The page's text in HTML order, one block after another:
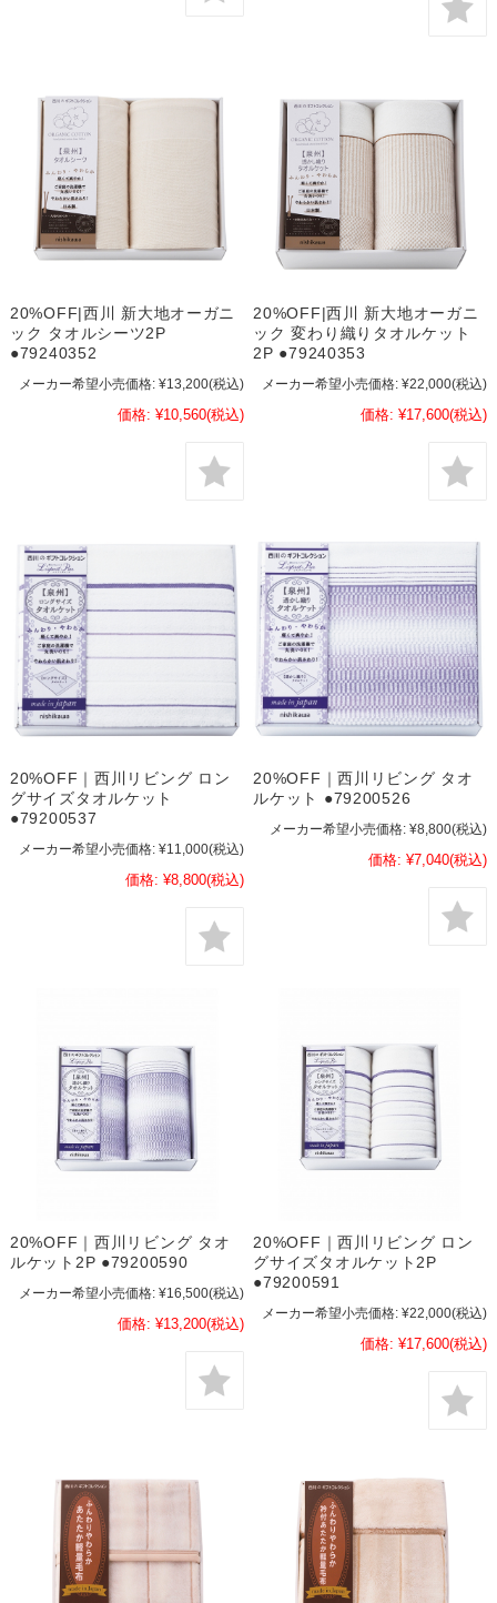
20%OFF|西川 新大地オーガニ
ック タオルシーツ2P
●79240352
メーカー希望小売価格: ¥13,200(税込)
価格: ¥10,560(税込)
20%OFF|西川 新大地オーガニ
ック 変わり織りタオルケット
2P ●79240353
メーカー希望小売価格: ¥22,000(税込)
価格: ¥17,600(税込)
20%OFF｜西川リビング ロン
グサイズタオルケット
●79200537
メーカー希望小売価格: ¥11,000(税込)
価格: ¥8,800(税込)
20%OFF｜西川リビング タオ
ルケット ●79200526
メーカー希望小売価格: ¥8,800(税込)
価格: ¥7,040(税込)
20%OFF｜西川リビング タオ
ルケット2P ●79200590
メーカー希望小売価格: ¥16,500(税込)
価格: ¥13,200(税込)
20%OFF｜西川リビング ロン
グサイズタオルケット2P
●79200591
メーカー希望小売価格: ¥22,000(税込)
価格: ¥17,600(税込)